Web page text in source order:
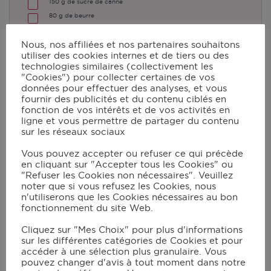
150 g de sucre de canne
80 g de beurre
Instructions
Allumer le grill équipé du plat de cuisson
en mode manuel à 230°C (à 240°C pour
Pendant le préchauffage du grill,
éplucher les pommes et les couper en
quartiers.
les pommes au plat. Faire cuire et remuer
régulièrement jusqu’à ce qu’elles se
Nous, nos affiliées et nos partenaires souhaitons
utiliser des cookies internes et de tiers ou des
technologies similaires (collectivement les
"Cookies") pour collecter certaines de vos
données pour effectuer des analyses, et vous
fournir des publicités et du contenu ciblés en
fonction de vos intérêts et de vos activités en
ligne et vous permettre de partager du contenu
sur les réseaux sociaux
Vous pouvez accepter ou refuser ce qui précède
en cliquant sur "Accepter tous les Cookies" ou
"Refuser les Cookies non nécessaires". Veuillez
noter que si vous refusez les Cookies, nous
n'utiliserons que les Cookies nécessaires au bon
fonctionnement du site Web.
Cliquez sur "Mes Choix" pour plus d'informations
sur les différentes catégories de Cookies et pour
accéder à une sélection plus granulaire. Vous
pouvez changer d'avis à tout moment dans notre